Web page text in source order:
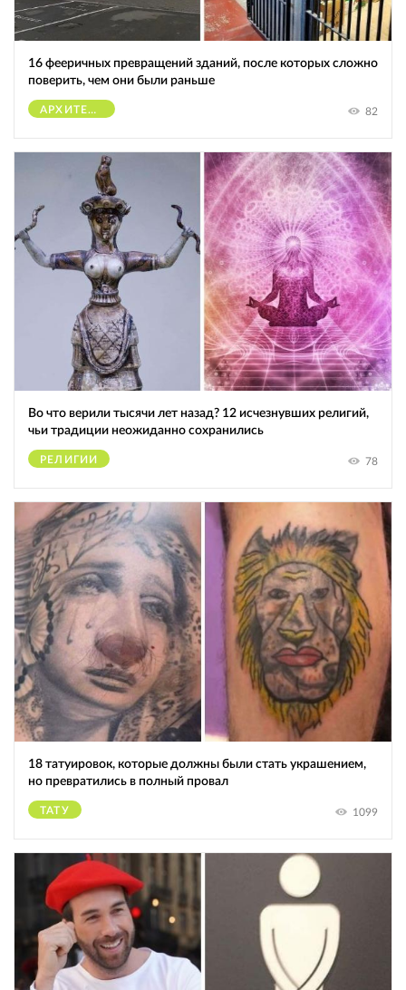
16 фееричных превращений зданий, после которых сложно
поверить, чем они были раньше
АРХИТЕКТУРА 82
Во что верили тысячи лет назад? 12 исчезнувших религий,
чьи традиции неожиданно сохранились
РЕЛИГИИ 78
18 татуировок, которые должны были стать украшением,
но превратились в полный провал
ТАТУ 1099